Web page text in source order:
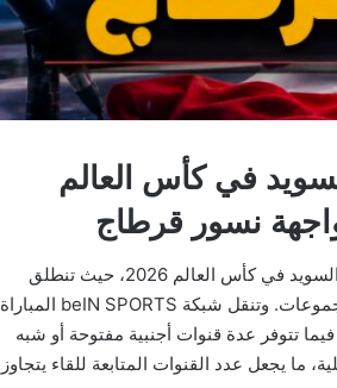
في كأس العالم
يبحث آلاف التونسيين عن القنوات الناقلة لمباراة تونس والسويد في كأس العالم 2026، حيث تنطلق
المواجهة فجر يوم الإثنين ضمن الجولة الأولى من دور المجموعات. وتنقل شبكة beIN SPORTS المباراة
تتوفر عدة قنوات أجنبية مفتوحة أو شبه